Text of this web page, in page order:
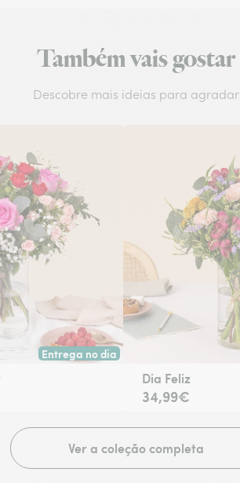
Também vais gostar
Descobre mais ideias para agradar
Entrega no dia
Entrega hoje ou na data à tua escolha.
Dia Feliz
34,99€
Ver a coleção completa